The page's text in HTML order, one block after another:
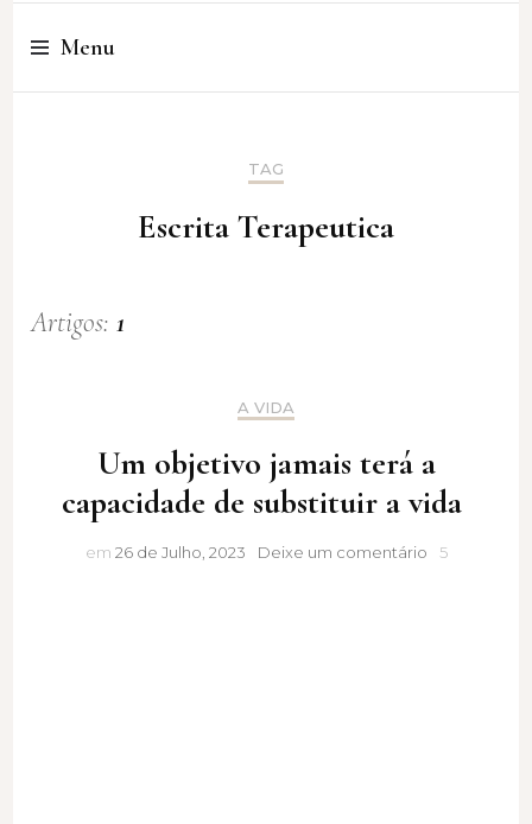
Cristina Amaro
Menu
TAG
Escrita Terapeutica
Artigos:1
A VIDA
Um objetivo jamais terá a
capacidade de substituir a vida
em 26 de Julho, 2023 Deixe um comentárioUm
5